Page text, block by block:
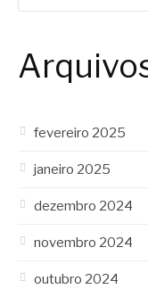
fevereiro 2025
janeiro 2025
dezembro 2024
novembro 2024
outubro 2024